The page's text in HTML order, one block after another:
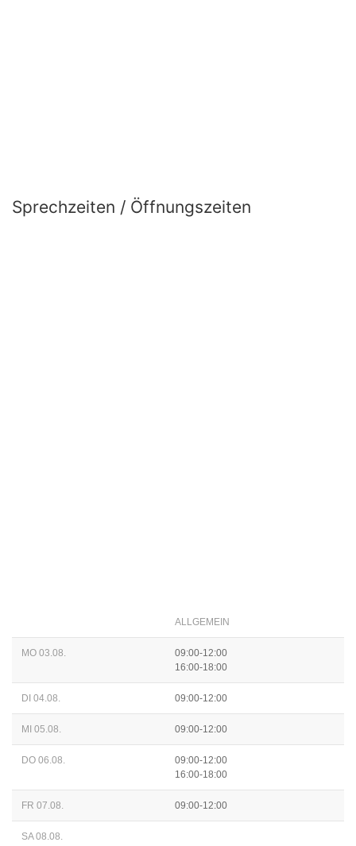
Sprechzeiten / Öffnungszeiten
ALLGEMEIN
MO 03.08.
09:00-12:00
16:00-18:00
DI 04.08. 09:00-12:00
MI 05.08. 09:00-12:00
DO 06.08.
09:00-12:00
16:00-18:00
FR 07.08. 09:00-12:00
SA 08.08.